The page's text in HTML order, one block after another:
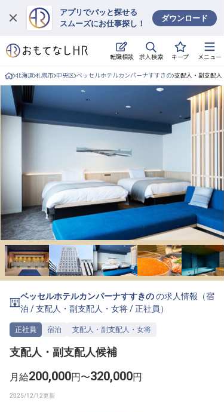
アプリでパッと探せる
スムーズにお仕事探し！
ダウンロード
転職相談 求人検索 キープ メニュー
ログイン
求人・施設を探す
キープした求人
就職・転職 合同説明会
おもてなしHRについて
ご利用の流れ
よくある質問
ホテル・宿泊業界情報コラム
無料 転職サポートに申し込む
北海道 札幌市 中央区 ベッセルホテルカンパーナすすきの 支配人・副支配
ベッセルホテルカンパーナすすきのの求人情報（宿
泊 /支配人・副支配人・女将/正社員 ）
正社員 宿泊 支配人・副支配人・女将
支配人・副支配人候補
月給200,000円〜320,000円